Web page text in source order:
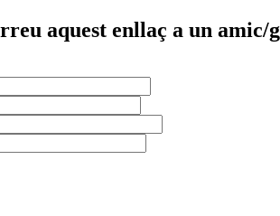
aquest enllaç a un amic/